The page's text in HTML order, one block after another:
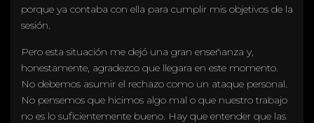
porque ya contaba con ella para cumplir mis objetivos de la
sesión.
Pero esta situación me dejó una gran enseñanza y,
honestamente, agradezco que llegara en este momento.
No debemos asumir el rechazo como un ataque personal.
No pensemos que hicimos algo mal o que nuestro trabajo
no es lo suficientemente bueno. Hay que entender que las